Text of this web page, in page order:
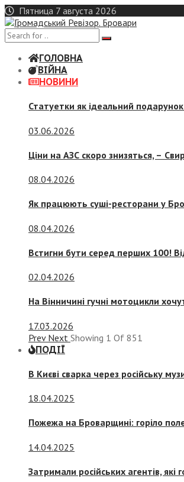
Skip
to
content
Пятница 7 августа 2026
ГОЛОВНА
ВІЙНА
НОВИНИ
Статуетки як ідеальний
03.06.2026
Ціни на АЗС скоро знизяться, –
08.04.2026
Як працюють суші-ресторани у
08.04.2026
Встигни бути серед перших 100!
02.04.2026
На Вінничині гучні мотоцикли
17.03.2026
Prev Next Showing 1 Of 851
ПОДІЇ
В Києві сварка через російську
18.04.2025
Пожежа на Броварщині: горіло
14.04.2025
Затримали російських агентів,